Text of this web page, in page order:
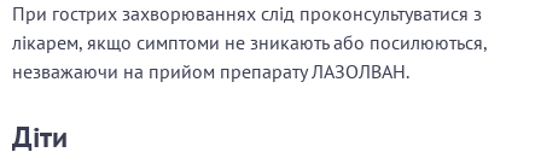
При гострих захворюваннях слід проконсультуватися з
лікарем, якщо симптоми не зникають або посилюються,
незважаючи на прийом препарату ЛАЗОЛВАН.
Діти